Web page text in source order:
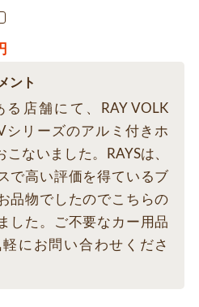
ント
店舗にて、RAY VOLK
シリーズのアルミ付きホ
ないました。RAYSは、
で高い評価を得ているブ
品物でしたのでこちらの
した。ご不要なカー用品
にお問い合わせくださ